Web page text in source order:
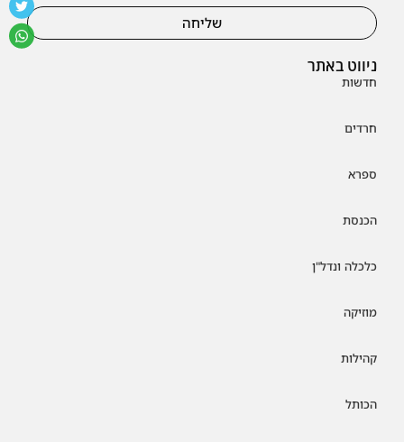
ניווט באתר
חדשות
חרדים
ספרא
הכנסת
כלכלה ונדל"ן
מוזיקה
קהילות
הכותל
שליחה